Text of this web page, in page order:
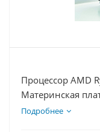
Процессор AMD
Материнская
RTX 4070TiS
Подробнее